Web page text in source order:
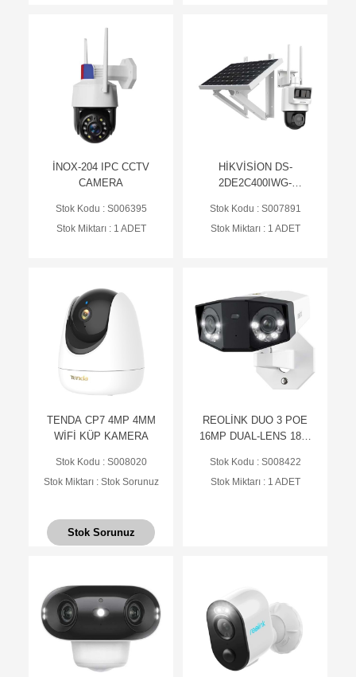
İNOX-204 IPC CCTV
CAMERA
Stok Kodu : S006395
Stok Miktarı : 1 ADET
HİKVİSİON DS-
2DE2C400IWG-
4MP Pro Solar PT
Kamera Sistemi
Stok Kodu : S007891
Stok Miktarı : 1 ADET
TENDA CP7 4MP 4MM
WİFİ KÜP KAMERA
Stok Kodu : S008020
Stok Miktarı : Stok Sorunuz
Stok Sorunuz
REOLİNK DUO 3 POE
16MP DUAL-LENS 180°
Stok Kodu : S008422
Stok Miktarı : 1 ADET